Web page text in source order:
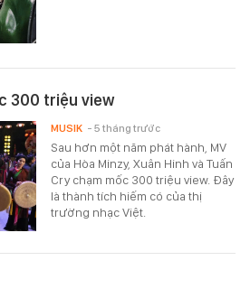
300 triệu view
Sau hơn một năm phát hành, MV
của Hòa Minzy, Xuân Hinh và Tuấn
Cry chạm mốc 300 triệu view. Đây
là thành tích hiếm có của thị
trường nhạc Việt.
MUSIK - 5 tháng trước